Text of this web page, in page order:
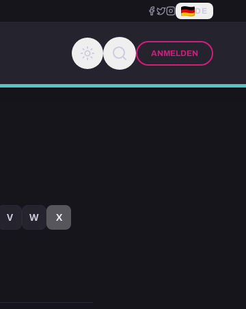
DE
ANMELDEN
V W
X